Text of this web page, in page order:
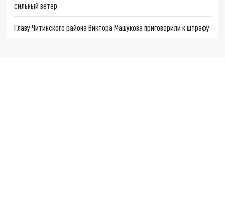
сильный ветер
Главу Читинского района Виктора Машукова приговорили к штрафу